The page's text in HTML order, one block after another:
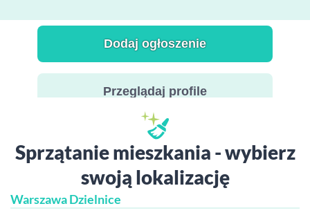
Dodaj ogłoszenie
Przeglądaj profile
Sprzątanie mieszkania - wybierz
swoją lokalizację
Warszawa Dzielnice